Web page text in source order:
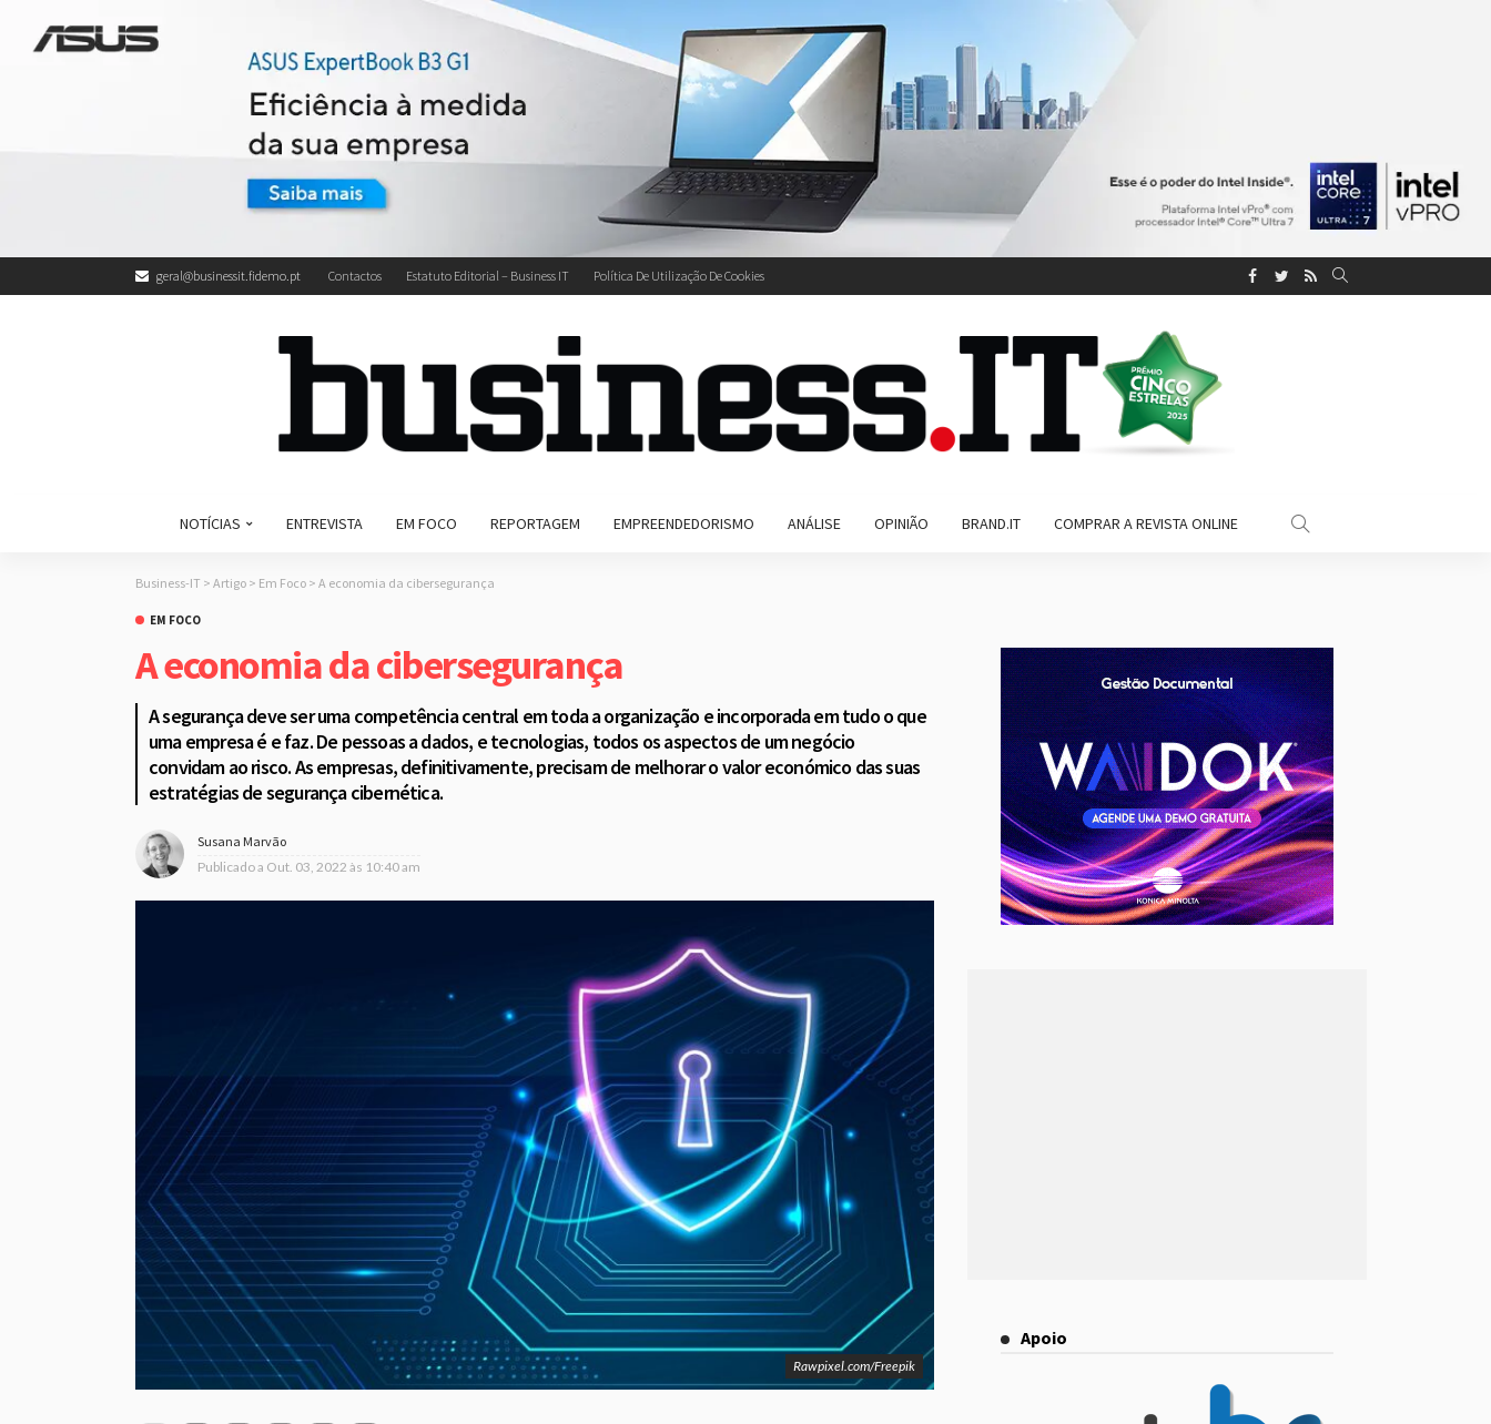
geral@businessit.fidemo.pt Contactos Estatuto Editorial – Business IT Política De Utilização De Cookies
NOTÍCIAS ENTREVISTA EM FOCO REPORTAGEM EMPREENDEDORISMO ANÁLISE OPINIÃO BRAND.IT COMPRAR A REVISTA ONLINE
Business-IT > Artigo > Em Foco > A economia da cibersegurança
EM FOCO
A economia da cibersegurança
A segurança deve ser uma competência central em toda a organização e incorporada em tudo o que
uma empresa é e faz. De pessoas a dados, e tecnologias, todos os aspectos de um negócio
convidam ao risco. As empresas, definitivamente, precisam de melhorar o valor económico das suas
estratégias de segurança cibernética.
Susana Marvão
Publicado a Out. 03, 2022 às 10:40 am
Rawpixel.com/Freepik
Apoio